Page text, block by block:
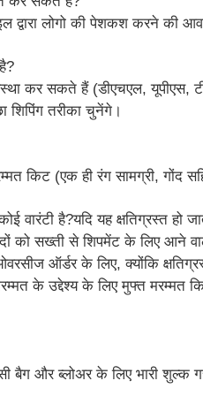
द्वारा लोगो की पेशकश करने की
कर सकते हैं (डीएचएल, यूपीएस,
तरीका चुनेंगे।
किट (एक ही रंग सामग्री, गोंद
वारंटी है?यदि यह क्षतिग्रस्त
को सख्ती से शिपमेंट के लिए आने
ऑर्डर के लिए, क्योंकि
के उद्देश्य के लिए मुफ्त मरम्मत
बैग और ब्लोअर के लिए भारी शुल्क